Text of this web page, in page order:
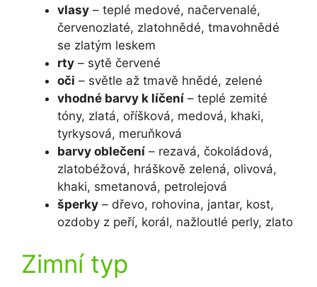
vlasy – teplé medové, načervenalé,
červenozlaté, zlatohnědé, tmavohnědé
se zlatým leskem
rty – sytě červené
oči – světle až tmavě hnědé, zelené
vhodné barvy k líčení – teplé zemité
tóny, zlatá, oříšková, medová, khaki,
tyrkysová, meruňková
barvy oblečení – rezavá, čokoládová,
zlatobéžová, hráškově zelená, olivová,
khaki, smetanová, petrolejová
šperky – dřevo, rohovina, jantar, kost,
ozdoby z peří, korál, nažloutlé perly, zlato
Zimní typ